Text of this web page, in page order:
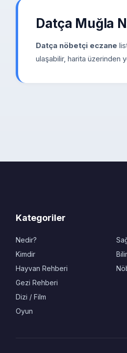
Datça Muğla
Datça nöbetçi eczane
ulaşabilir, harita üzerinden
Kategoriler
Nedir?
Kimdir
Hayvan Rehberi
Gezi Rehberi
Dizi / Film
Oyun